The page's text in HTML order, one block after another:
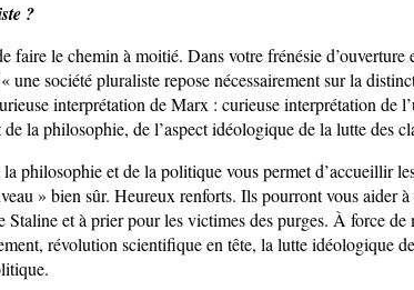
?
faire le chemin à moitié. Dans votre frénésie d’ouverture
une société pluraliste repose nécessairement sur la
interprétation de Marx : curieuse interprétation de
la philosophie, de l’aspect idéologique de la lutte des
philosophie et de la politique vous permet d’accueillir
» bien sûr. Heureux renforts. Ils pourront vous aider
Staline et à prier pour les victimes des purges. À force de
révolution scientifique en tête, la lutte idéologique